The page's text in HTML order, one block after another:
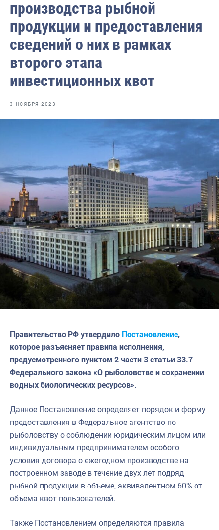
Отраслевые СМИ
Выставки и конференции
Научно-практическая литература
Рыбоохрана России
Отрасль в цифрах
Большая африканская экспедиция
Укрепление духовно-нравственных ценностей
производства рыбной
продукции и предоставления
сведений о них в рамках
второго этапа
инвестиционных квот
3 НОЯБРЯ 2023
Правительство РФ утвердило Постановление,
которое разъясняет правила исполнения,
предусмотренного пунктом 2 части 3 статьи 33.7
Федерального закона «О рыболовстве и сохранении
водных биологических ресурсов».
Данное Постановление определяет порядок и форму
предоставления в Федеральное агентство по
рыболовству о соблюдении юридическим лицом или
индивидуальным предпринимателем особого
условия договора о ежегодном производстве на
построенном заводе в течение двух лет подряд
рыбной продукции в объеме, эквивалентном 60% от
объема квот пользователей.
Также Постановлением определяются правила